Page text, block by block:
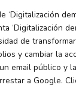
‘Digitalización
‘Digitalización
de
y cambiar la
email público y
a Google.